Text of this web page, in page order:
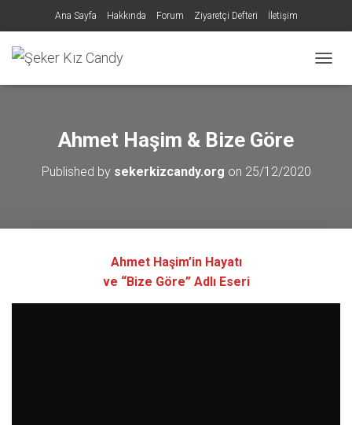
Ana Sayfa Hakkında Forum Ziyaretçi Defteri İletişim
Ahmet Haşim & Bize Göre
Published by sekerkizcandy.org on 25/12/2020
Ahmet Haşim’in Hayatı
ve “Bize Göre” Adlı Eseri